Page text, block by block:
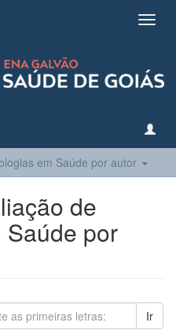
em Saúde por autor
de
Saúde por
Ir